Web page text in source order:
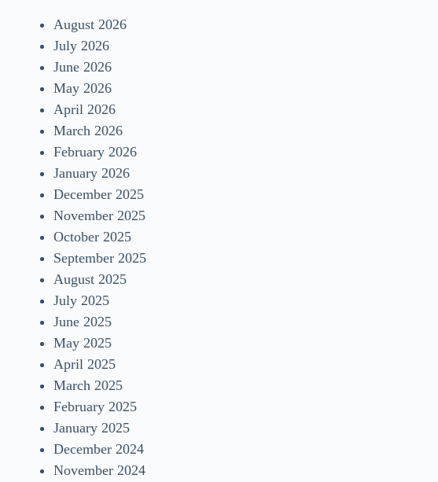
August 2026
July 2026
June 2026
May 2026
April 2026
March 2026
February 2026
January 2026
December 2025
November 2025
October 2025
September 2025
August 2025
July 2025
June 2025
May 2025
April 2025
March 2025
February 2025
January 2025
December 2024
November 2024